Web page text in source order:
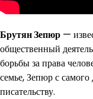
Брутян Зепюр —
общественный
борьбы за права
семье, Зепюр с
писательству.